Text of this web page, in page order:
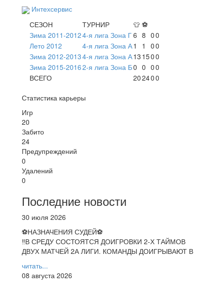
Интехсервис
СЕЗОН
ТУРНИР 👕 ⚽
Зима 2011-20124-я лига Зона Г6 8 00
Лето 2012
4-я лига Зона А1 1 00
Зима 2012-20134-я лига Зона А13 1500
Зима 2015-20162-я лига Зона Б0 0 00
ВСЕГО
202400
Статистика карьеры
Игр
20
Забито
24
Предупреждений
0
Удалений
0
Последние новости
30 июля 2026
⚽НАЗНАЧЕНИЯ СУДЕЙ⚽
‼В СРЕДУ СОСТОЯТСЯ ДОИГРОВКИ 2-Х ТАЙМОВ
ДВУХ МАТЧЕЙ 2А ЛИГИ. КОМАНДЫ ДОИГРЫВАЮТ В
читать...
08 августа 2026